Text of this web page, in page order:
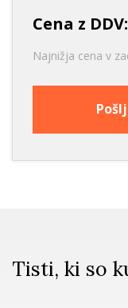
Cena z DDV:
Najnižja cena v
Tisti, ki so